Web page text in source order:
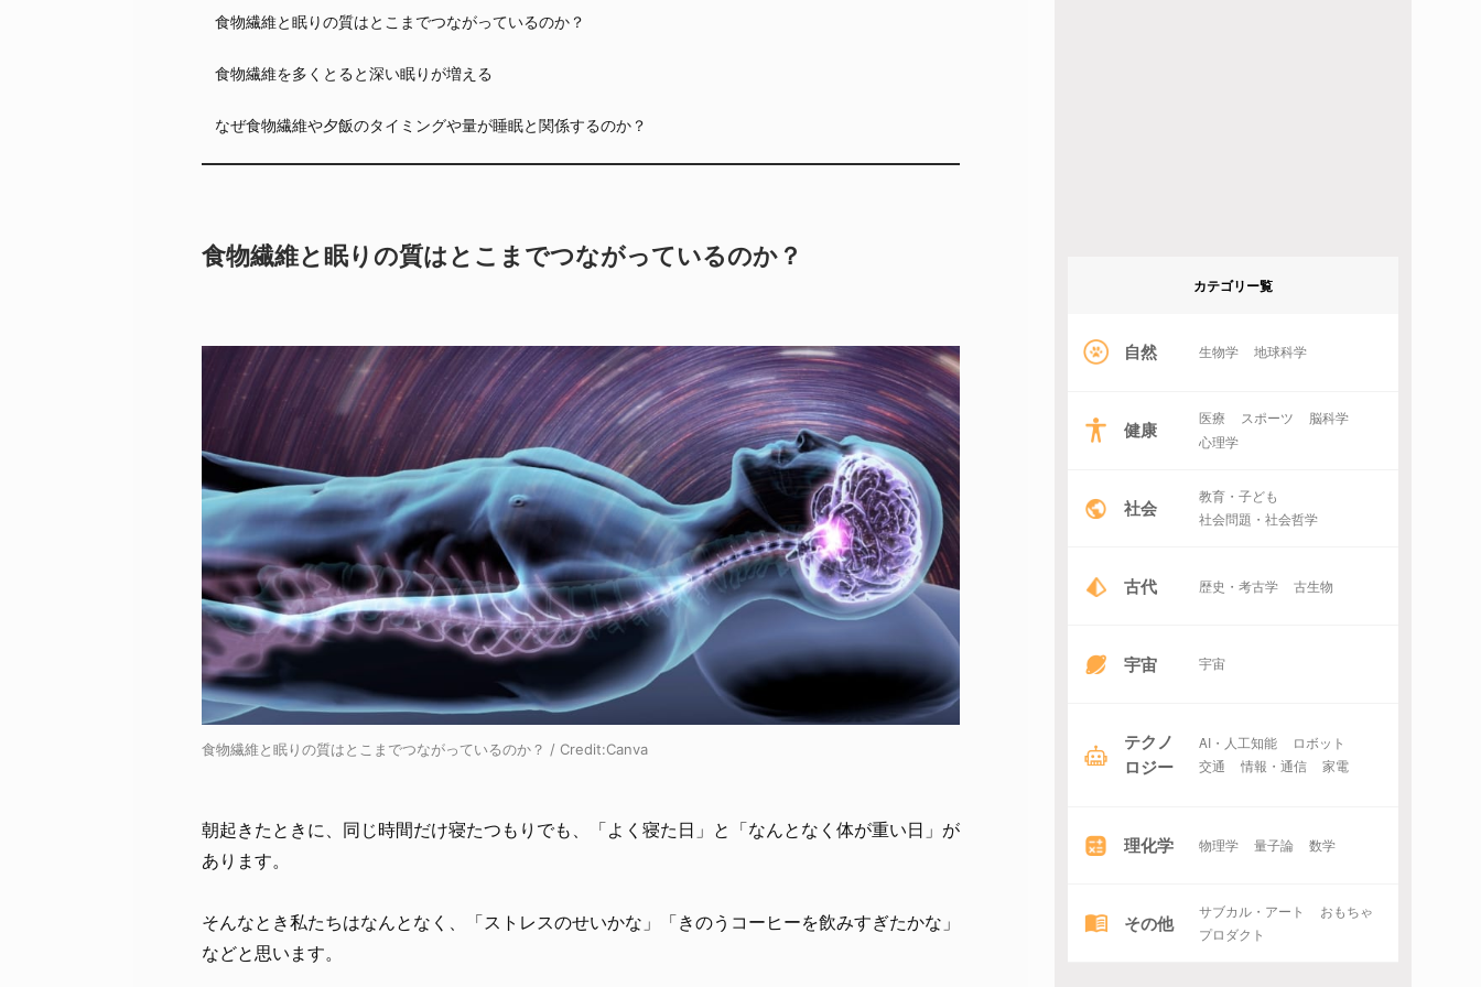
食物繊維と眠りの質はとこまでつながっているのか？
食物繊維を多くとると深い眠りが増える
なぜ食物繊維や夕飯のタイミングや量が睡眠と関係するのか？
食物繊維と眠りの質はとこまでつながっているのか？
食物繊維と眠りの質はとこまでつながっているのか？ / Credit:Canva
朝起きたときに、同じ時間だけ寝たつもりでも、「よく寝た日」と「なんとなく体が重い日」が
あります。
そんなとき私たちはなんとなく、「ストレスのせいかな」「きのうコーヒーを飲みすぎたかな」
などと思います。
カテゴリー覧
自然 生物学 地球科学
健康 医療 スポーツ
脳科学
心理学
社会
教育・子ども
社会問題・社会哲学
古代 歴史・考古学 古生物
宇宙 宇宙
テクノ
ロジー
AI・人工知能
ロボット
交通
情報・通信 家電
理化学 物理学 量子論 数学
その他 サブカル・アート
おもちゃ
プロダクト